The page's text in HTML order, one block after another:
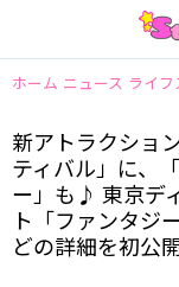
ホーム ニュース ライフ
新アトラクショ
ティバル」に、
ー」も♪ 東京デ
ト「ファンタジ
どの詳細を初公